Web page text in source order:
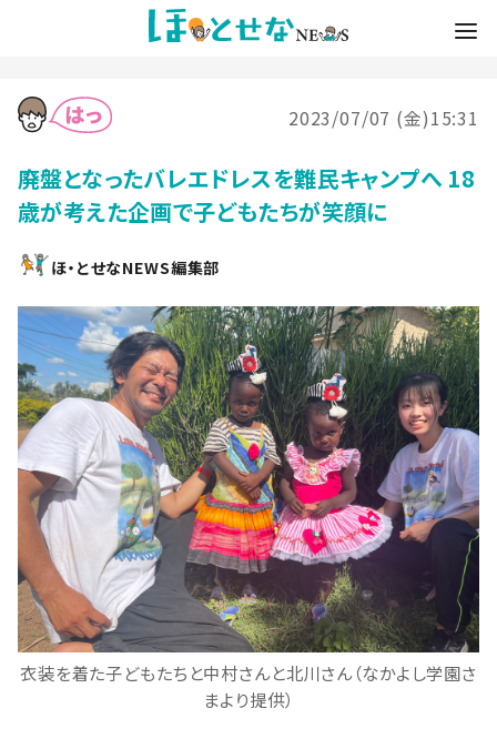
2023/07/07 (金)15:31
廃盤となったバレエドレスを難民キャンプへ 18
歳が考えた企画で子どもたちが笑顔に
ほ・とせなNEWS編集部
衣装を着た子どもたちと中村さんと北川さん（なかよし学園さ
まより提供）